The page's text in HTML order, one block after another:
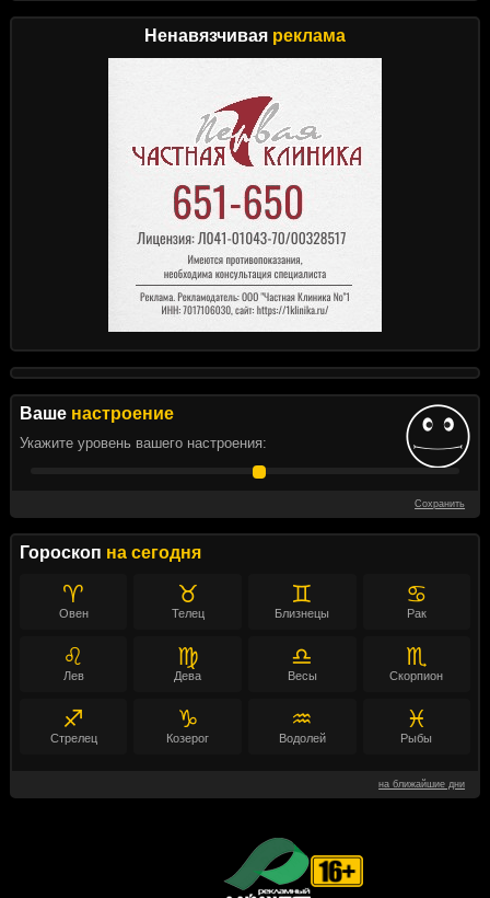
Ненавязчивая реклама
Ваше настроение
Укажите уровень вашего настроения:
Сохранить
Гороскоп на сегодня
♈
Овен
♉
Телец
♊
Близнецы
♋
Рак
♌
Лев
♍
Дева
♎
Весы
♏
Скорпион
♐
Стрелец
♑
Козерог
♒
Водолей
♓
Рыбы
на ближайшие дни